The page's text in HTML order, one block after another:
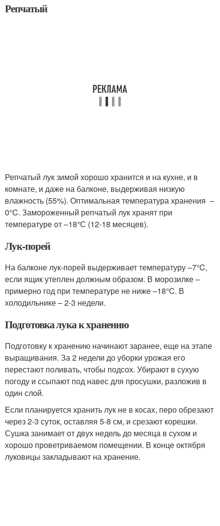
Репчатый
Репчатый лук зимой хорошо хранится и на кухне, и в
комнате, и даже на балконе, выдерживая низкую
влажность (55%). Оптимальная температура хранения –
0°C. Замороженный репчатый лук хранят при
температуре от –18°С (12-18 месяцев).
Лук-порей
На балконе лук-порей выдерживает температуру –7°C,
если ящик утеплен должным образом. В морозилке –
примерно год при температуре не ниже –18°C. В
холодильнике – 2-3 недели.
Подготовка лука к хранению
Подготовку к хранению начинают заранее, еще на этапе
выращивания. За 2 недели до уборки урожая его
перестают поливать, чтобы подсох. Убирают в сухую
погоду и ссыпают под навес для просушки, разложив в
один слой.
Если планируется хранить лук не в косах, перо обрезают
через 2-3 суток, оставляя 5-8 см, и срезают корешки.
Сушка занимает от двух недель до месяца в сухом и
хорошо проветриваемом помещении. В конце октября
луковицы закладывают на хранение.